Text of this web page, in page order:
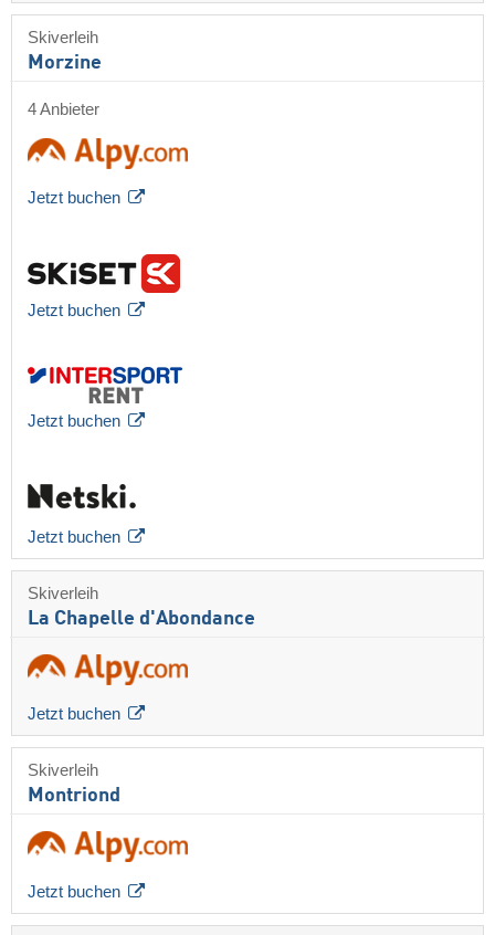
Skiverleih
Morzine
4 Anbieter
Jetzt buchen
Jetzt buchen
Jetzt buchen
Jetzt buchen
Skiverleih
La Chapelle d'Abondance
Jetzt buchen
Skiverleih
Montriond
Jetzt buchen